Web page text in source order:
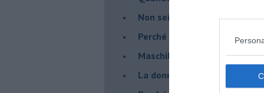
​Non sei indietro, stai
​Perché abbiamo bisogno di
​Maschilismo inconsapevole
​La donna può scegliere di